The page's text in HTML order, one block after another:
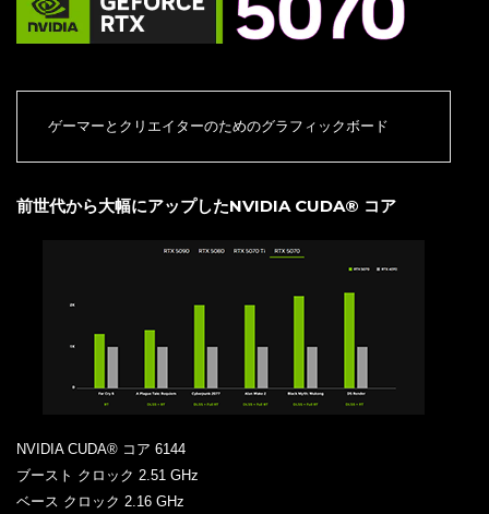
ゲーマーとクリエイターのためのグラフィックボード
前世代から大幅にアップしたNVIDIA CUDA® コア
NVIDIA CUDA® コア 6144
ブースト クロック 2.51 GHz
ベース クロック 2.16 GHz